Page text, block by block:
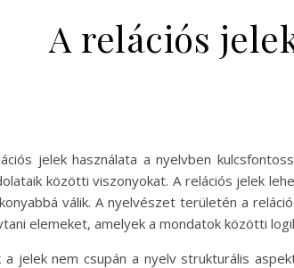
A relációs
jelek használata a nyelvben
közötti viszonyokat. A relációs jelek
válik. A nyelvészet területén a
elemeket, amelyek a mondatok közötti
a jelek nem csupán a nyelv strukturális